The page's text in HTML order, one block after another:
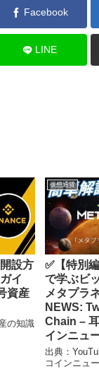
Facebook
LINE
設方
イ
資産
の知識
仮想通貨
✅【特別
で学ぶビ
メタプラ
NEWS:
Chain –
インニュ
出典：
コインニュ